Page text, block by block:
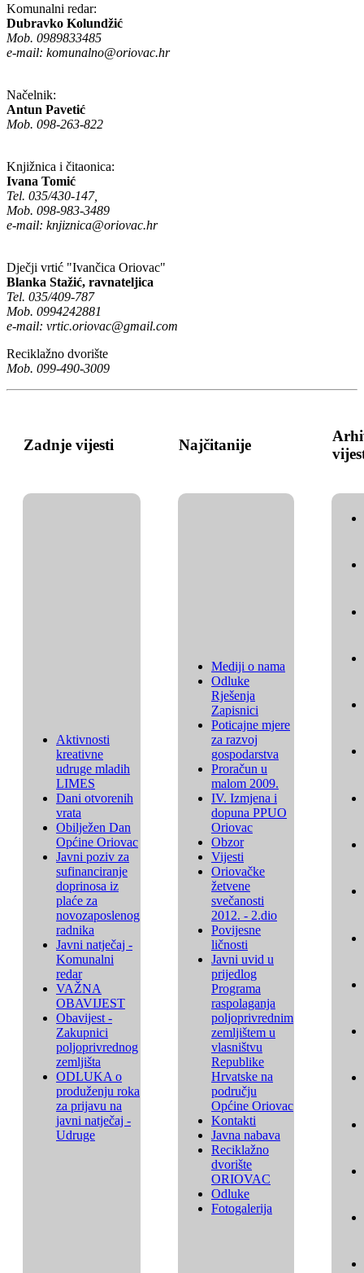
Komunalni redar:
Dubravko Kolundžić
Mob. 0989833485
e-mail: komunalno@oriovac.hr
Načelnik:
Antun Pavetić
Mob. 098-263-822
Knjižnica i čitaonica:
Ivana Tomić
Tel. 035/430-147,
Mob. 098-983-3489
e-mail: knjiznica@oriovac.hr
Dječji vrtić "Ivančica Oriovac"
Blanka Stažić, ravnateljica
Tel. 035/409-787
Mob. 0994242881
e-mail: vrtic.oriovac@gmail.com
Reciklažno dvorište
Mob. 099-490-3009
Zadnje vijesti Najčitanije
Aktivnosti
kreativne
udruge mladih
LIMES
Dani otvorenih
vrata
Obilježen Dan
Općine Oriovac
Javni poziv za
sufinanciranje
doprinosa iz
plaće za
novozaposlenog
radnika
Javni natječaj -
Komunalni
redar
VAŽNA
OBAVIJEST
Obavijest -
Zakupnici
poljoprivrednog
zemljišta
ODLUKA o
produženju roka
za prijavu na
javni natječaj -
Udruge
Mediji o nama
Odluke
Rješenja
Zapisnici
Poticajne mjere
za razvoj
gospodarstva
Proračun u
malom 2009.
IV. Izmjena i
dopuna PPUO
Oriovac
Obzor
Vijesti
Oriovačke
žetvene
svečanosti
2012. - 2.dio
Povijesne
ličnosti
Javni uvid u
prijedlog
Programa
raspolaganja
poljoprivrednim
zemljištem u
vlasništvu
Republike
Hrvatske na
području
Općine Oriovac
Kontakti
Javna nabava
Reciklažno
dvorište
ORIOVAC
Odluke
Fotogalerija